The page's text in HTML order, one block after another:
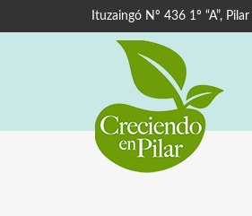
Ituzaingó Nº 436 1º “A”,